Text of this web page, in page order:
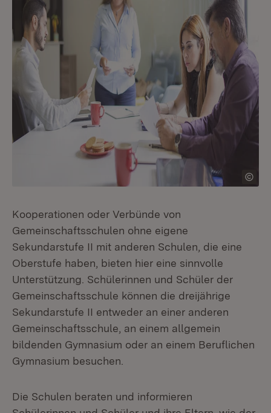
Kooperationen oder Verbünde von
Gemeinschaftsschulen ohne eigene
Sekundarstufe II mit anderen Schulen, die eine
Oberstufe haben, bieten hier eine sinnvolle
Unterstützung. Schülerinnen und Schüler der
Gemeinschaftsschule können die dreijährige
Sekundarstufe II entweder an einer anderen
Gemeinschaftsschule, an einem allgemein
bildenden Gymnasium oder an einem Beruflichen
Gymnasium besuchen.
Die Schulen beraten und informieren